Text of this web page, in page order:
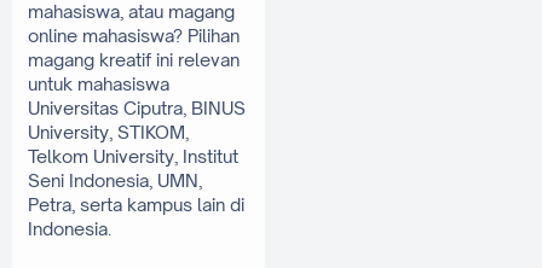
mahasiswa, atau magang
online mahasiswa? Pilihan
magang kreatif ini relevan
untuk mahasiswa
Universitas Ciputra, BINUS
University, STIKOM,
Telkom University, Institut
Seni Indonesia, UMN,
Petra, serta kampus lain di
Indonesia.